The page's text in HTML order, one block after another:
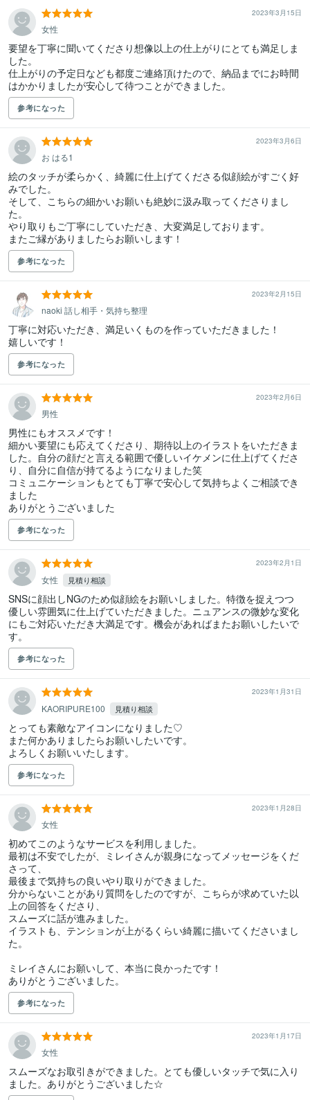
2023年3月15日
女性
要望を丁寧に聞いてくださり想像以上の仕上がりにとても満足しま
した。
仕上がりの予定日なども都度ご連絡頂けたので、納品までにお時間
はかかりましたが安心して待つことができました。
参考になった
2023年3月6日
お はる1
絵のタッチが柔らかく、綺麗に仕上げてくださる似顔絵がすごく好
みでした。
そして、こちらの細かいお願いも絶妙に汲み取ってくださりまし
た。
やり取りもご丁寧にしていただき、大変満足しております。
またご縁がありましたらお願いします！
参考になった
2023年2月15日
naoki 話し相手・気持ち整理
丁寧に対応いただき、満足いくものを作っていただきました！
嬉しいです！
参考になった
2023年2月6日
男性
男性にもオススメです！
細かい要望にも応えてくださり、期待以上のイラストをいただきま
した。自分の顔だと言える範囲で優しいイケメンに仕上げてくださ
り、自分に自信が持てるようになりました笑
コミュニケーションもとても丁寧で安心して気持ちよくご相談でき
ました
ありがとうございました
参考になった
2023年2月1日
女性 見積り相談
SNSに顔出しNGのため似顔絵をお願いしました。特徴を捉えつつ
優しい雰囲気に仕上げていただきました。ニュアンスの微妙な変化
にもご対応いただき大満足です。機会があればまたお願いしたいで
す。
参考になった
2023年1月31日
KAORIPURE100 見積り相談
とっても素敵なアイコンになりました♡
また何かありましたらお願いしたいです。
よろしくお願いいたします。
参考になった
2023年1月28日
女性
初めてこのようなサービスを利用しました。
最初は不安でしたが、ミレイさんが親身になってメッセージをくだ
さって、
最後まで気持ちの良いやり取りができました。
分からないことがあり質問をしたのですが、こちらが求めていた以
上の回答をくださり、
スムーズに話が進みました。
イラストも、テンションが上がるくらい綺麗に描いてくださいまし
た。
ミレイさんにお願いして、本当に良かったです！
ありがとうございました。
参考になった
2023年1月17日
女性
スムーズなお取引きができました。とても優しいタッチで気に入り
ました。ありがとうございました☆